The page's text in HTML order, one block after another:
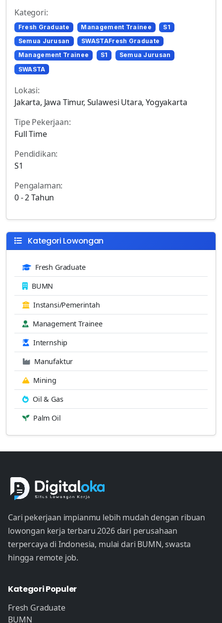
Kategori:
Fresh Graduate Management Trainee
S1
Semua Jurusan
SWASTAFresh Graduate
Management Trainee
S1
Semua Jurusan
SWASTA
Lokasi:
Jakarta, Jawa Timur, Sulawesi Utara, Yogyakarta
Tipe Pekerjaan:
Full Time
Pendidikan:
S1
Pengalaman:
0 - 2 Tahun
Kategori Lowongan
Fresh Graduate
BUMN
Instansi/Pemerintah
Management Trainee
Internship
Manufaktur
Mining
Oil & Gas
Palm Oil
Cari pekerjaan impianmu lebih mudah dengan ribuan
lowongan kerja terbaru 2026 dari perusahaan
terpercaya di Indonesia, mulai dari BUMN, swasta
hingga remote job.
Kategori Populer
Fresh Graduate
BUMN